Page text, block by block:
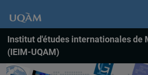
Institut d'études internationales de
(IEIM-UQAM)